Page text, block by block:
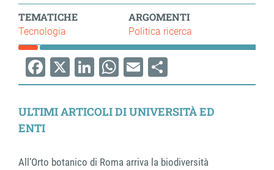
TEMATICHE
Tecnologia
ARGOMENTI
Politica ricerca
Facebook
X LinkedIn
WhatsApp
EmailShare
ULTIMI ARTICOLI DI UNIVERSITÀ ED
ENTI
All’Orto botanico di Roma arriva la biodiversità